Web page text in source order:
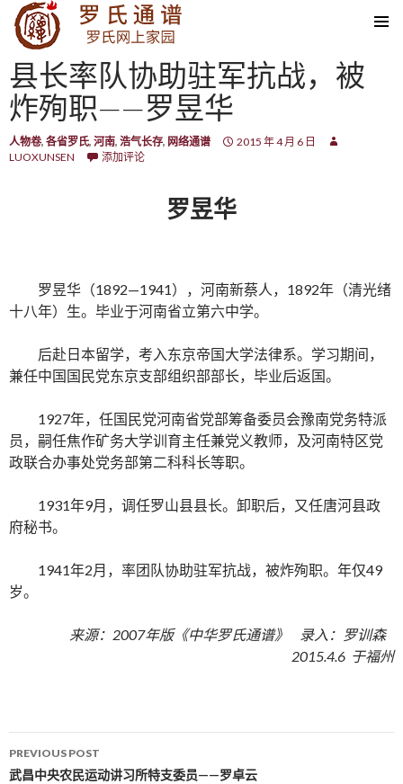
SKIP TO CONTENT
县长率队协助驻军抗战，被
炸殉职——罗昱华
人物卷, 各省罗氏, 河南, 浩气长存, 网络通谱
2015 年 4 月 6 日
LUOXUNSEN
添加评论
罗昱华
罗昱华（1892—1941），河南新蔡人，1892年（清光绪
十八年）生。毕业于河南省立第六中学。
后赴日本留学，考入东京帝国大学法律系。学习期间，
兼任中国国民党东京支部组织部部长，毕业后返国。
1927年，任国民党河南省党部筹备委员会豫南党务特派
员，嗣任焦作矿务大学训育主任兼党义教师，及河南特区党
政联合办事处党务部第二科科长等职。
1931年9月，调任罗山县县长。卸职后，又任唐河县政
府秘书。
1941年2月，率团队协助驻军抗战，被炸殉职。年仅49
岁。
来源：2007年版《中华罗氏通谱》 录入：罗训森
2015.4.6 于福州
PREVIOUS POST
武昌中央农民运动讲习所特支委员——罗卓云